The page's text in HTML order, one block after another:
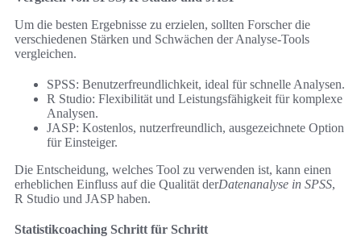
Um die besten Ergebnisse zu erzielen, sollten Forscher die
verschiedenen Stärken und Schwächen der Analyse-Tools
vergleichen.
SPSS: Benutzerfreundlichkeit, ideal für schnelle Analysen.
R Studio: Flexibilität und Leistungsfähigkeit für komplexe
Analysen.
JASP: Kostenlos, nutzerfreundlich, ausgezeichnete Option
für Einsteiger.
Die Entscheidung, welches Tool zu verwenden ist, kann einen
erheblichen Einfluss auf die Qualität derDatenanalyse in SPSS,
R Studio und JASP haben.
Statistikcoaching Schritt für Schritt